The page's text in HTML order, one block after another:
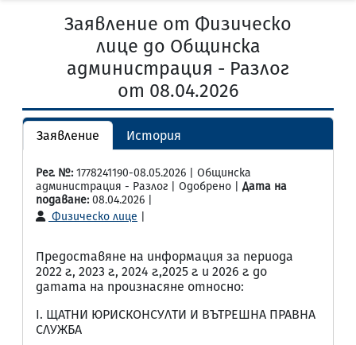
Заявление от Физическо
лице до Общинска
администрация - Разлог
от 08.04.2026
Заявление История
Рег. №: 1778241190-08.05.2026 | Общинска
администрация - Разлог | Одобрено | Дата на
подаване: 08.04.2026 |
Физическо лице
Предоставяне на информация за периода
2022 г., 2023 г., 2024 г.,2025 г. и 2026 г. до
датата на произнасяне относно:
I. ЩАТНИ ЮРИСКОНСУЛТИ И ВЪТРЕШНА ПРАВНА
СЛУЖБА